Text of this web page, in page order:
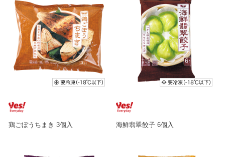
鶏ごぼうちまき 3個入 海鮮翡翠餃子 6個入